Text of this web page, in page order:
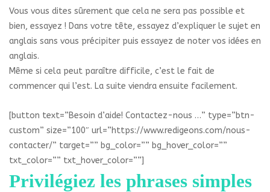
Vous vous dites sûrement que cela ne sera pas possible et
bien, essayez ! Dans votre tête, essayez d’expliquer le sujet en
anglais sans vous précipiter puis essayez de noter vos idées en
anglais.
Même si cela peut paraître difficile, c’est le fait de
commencer qui l’est. La suite viendra ensuite facilement.
[button text=”Besoin d’aide! Contactez-nous …” type=”btn-
custom” size=”100″ url=”https://www.redigeons.com/nous-
contacter/” target=”” bg_color=”” bg_hover_color=””
txt_color=”” txt_hover_color=””]
Privilégiez les phrases simples